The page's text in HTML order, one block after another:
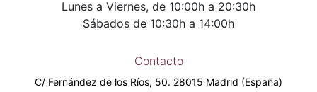
Lunes a Viernes, de 10:00h a 20:30h
Sábados de 10:30h a 14:00h
Contacto
C/ Fernández de los Ríos, 50. 28015 Madrid (España)